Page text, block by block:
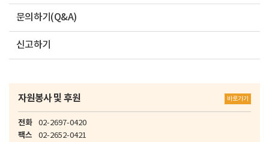
문의하기(Q&A)
신고하기
자원봉사 및 후원 바로가기
전화 02-2697-0420
팩스 02-2652-0421